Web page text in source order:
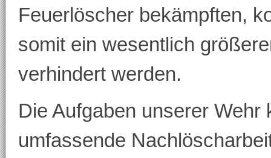
Feuerlöscher bekämpften,
somit ein wesentlich
verhindert werden.
Die Aufgaben unserer
umfassende